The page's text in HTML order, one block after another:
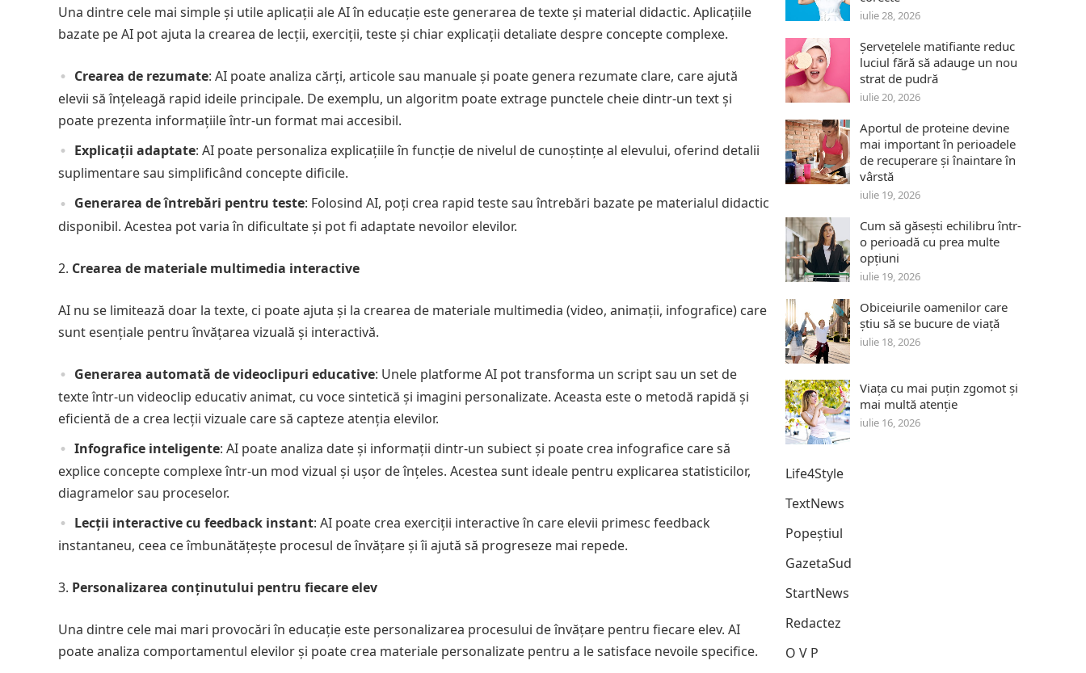
Una dintre cele mai simple și utile aplicații ale AI în educație este generarea de texte și material didactic. Aplicațiile
bazate pe AI pot ajuta la crearea de lecții, exerciții, teste și chiar explicații detaliate despre concepte complexe.
Crearea de rezumate: AI poate analiza cărți, articole sau manuale și poate genera rezumate clare, care ajută
elevii să înțeleagă rapid ideile principale. De exemplu, un algoritm poate extrage punctele cheie dintr-un text și
poate prezenta informațiile într-un format mai accesibil.
Explicații adaptate: AI poate personaliza explicațiile în funcție de nivelul de cunoștințe al elevului, oferind detalii
suplimentare sau simplificând concepte dificile.
Generarea de întrebări pentru teste: Folosind AI, poți crea rapid teste sau întrebări bazate pe materialul didactic
disponibil. Acestea pot varia în dificultate și pot fi adaptate nevoilor elevilor.
Crearea de materiale multimedia interactive
AI nu se limitează doar la texte, ci poate ajuta și la crearea de materiale multimedia (video, animații, infografice) care
sunt esențiale pentru învățarea vizuală și interactivă.
Generarea automată de videoclipuri educative: Unele platforme AI pot transforma un script sau un set de
texte într-un videoclip educativ animat, cu voce sintetică și imagini personalizate. Aceasta este o metodă rapidă și
eficientă de a crea lecții vizuale care să capteze atenția elevilor.
Infografice inteligente: AI poate analiza date și informații dintr-un subiect și poate crea infografice care să
explice concepte complexe într-un mod vizual și ușor de înțeles. Acestea sunt ideale pentru explicarea statisticilor,
diagramelor sau proceselor.
Lecții interactive cu feedback instant: AI poate crea exerciții interactive în care elevii primesc feedback
instantaneu, ceea ce îmbunătățește procesul de învățare și îi ajută să progreseze mai repede.
Personalizarea conținutului pentru fiecare elev
Una dintre cele mai mari provocări în educație este personalizarea procesului de învățare pentru fiecare elev. AI
poate analiza comportamentul elevilor și poate crea materiale personalizate pentru a le satisface nevoile specifice.
iulie 28, 2026
Șervețelele matifiante reduc
luciul fără să adauge un nou
strat de pudră
iulie 20, 2026
Aportul de proteine devine
mai important în perioadele
de recuperare și înaintare în
vârstă
iulie 19, 2026
Cum să găsești echilibru într-
o perioadă cu prea multe
opțiuni
iulie 19, 2026
Obiceiurile oamenilor care
știu să se bucure de viață
iulie 18, 2026
Viața cu mai puțin zgomot și
mai multă atenție
iulie 16, 2026
Life4Style
TextNews
Popeștiul
GazetaSud
StartNews
Redactez
O V P